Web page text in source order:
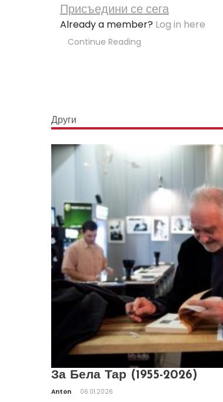
Присъедини се сега
Already a member? Log in here
Continue Reading
Други
За Бела Тар (1955-2026)
Anton 06.01.2026